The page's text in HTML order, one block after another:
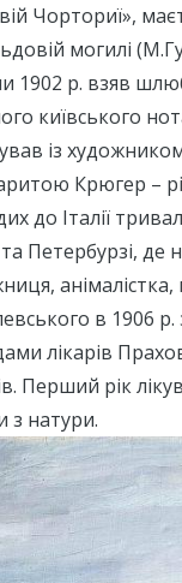
Чорториї»,
могилі
1902 р. взяв
київського
із
Крюгер –
до Італії
та Петербурзі,
в 1906
лікарів
Перший рік
з натури.